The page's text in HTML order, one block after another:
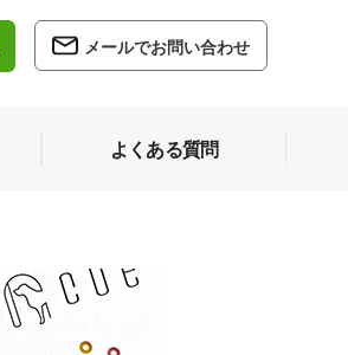
メールでお問い合わせ
よくある質問